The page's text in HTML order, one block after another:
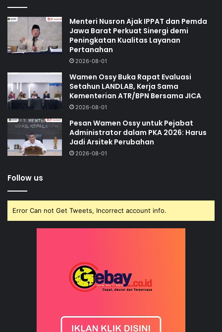
Menteri Nusron Ajak IPPAT dan Pemda
Jawa Barat Perkuat Sinergi demi
Peningkatan Kualitas Layanan
Pertanahan
2026-08-01
Wamen Ossy Buka Rapat Evaluasi
Setahun LANDLAB, Kerja Sama
Kementerian ATR/BPN Bersama JICA
2026-08-01
Pesan Wamen Ossy untuk Pejabat
Administrator dalam PKA 2026: Harus
Jadi Arsitek Perubahan
2026-08-01
Follow us
Error Can not Get Tweets, Incorrect account info.